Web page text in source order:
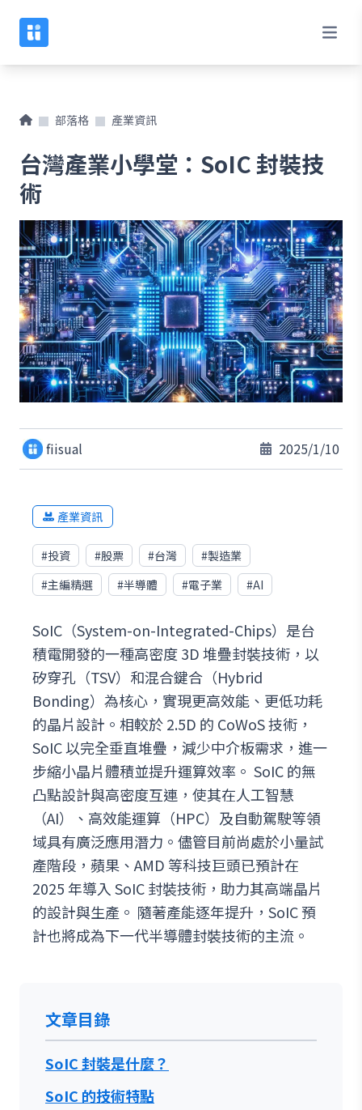
部落格 產業資訊
台灣產業小學堂：SoIC 封裝技
術
fiisual 2025/1/10
產業資訊
#投資 #股票 #台灣 #製造業
#主編精選 #半導體 #電子業 #AI
SoIC（System-on-Integrated-Chips）是台
積電開發的一種高密度 3D 堆疊封裝技術，以
矽穿孔（TSV）和混合鍵合（Hybrid
Bonding）為核心，實現更高效能、更低功耗
的晶片設計。相較於 2.5D 的 CoWoS 技術，
SoIC 以完全垂直堆疊，減少中介板需求，進一
步縮小晶片體積並提升運算效率。 SoIC 的無
凸點設計與高密度互連，使其在人工智慧
（AI）、高效能運算（HPC）及自動駕駛等領
域具有廣泛應用潛力。儘管目前尚處於小量試
產階段，蘋果、AMD 等科技巨頭已預計在
2025 年導入 SoIC 封裝技術，助力其高端晶片
的設計與生產。 隨著產能逐年提升，SoIC 預
計也將成為下一代半導體封裝技術的主流。
文章目錄
SoIC 封裝是什麼？
SoIC 的技術特點